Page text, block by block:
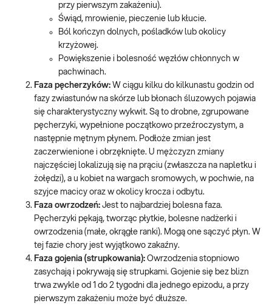
przy pierwszym zakażeniu).
Świąd, mrowienie, pieczenie lub kłucie.
Ból kończyn dolnych, pośladków lub okolicy
krzyżowej.
Powiększenie i bolesność węzłów chłonnych w
pachwinach.
Faza pęcherzyków: W ciągu kilku do kilkunastu godzin od
fazy zwiastunów na skórze lub błonach śluzowych pojawia
się charakterystyczny wykwit. Są to drobne, zgrupowane
pęcherzyki, wypełnione początkowo przeźroczystym, a
następnie mętnym płynem. Podłoże zmian jest
zaczerwienione i obrzęknięte. U mężczyzn zmiany
najczęściej lokalizują się na prąciu (zwłaszcza na napletku i
żołędzi), a u kobiet na wargach sromowych, w pochwie, na
szyjce macicy oraz w okolicy krocza i odbytu.
Faza owrzodzeń: Jest to najbardziej bolesna faza.
Pęcherzyki pękają, tworząc płytkie, bolesne nadżerki i
owrzodzenia (małe, okrągłe ranki). Mogą one sączyć płyn. W
tej fazie chory jest wyjątkowo zakaźny.
Faza gojenia (strupkowania): Owrzodzenia stopniowo
zasychają i pokrywają się strupkami. Gojenie się bez blizn
trwa zwykle od 1 do 2 tygodni dla jednego epizodu, a przy
pierwszym zakażeniu może być dłuższe.